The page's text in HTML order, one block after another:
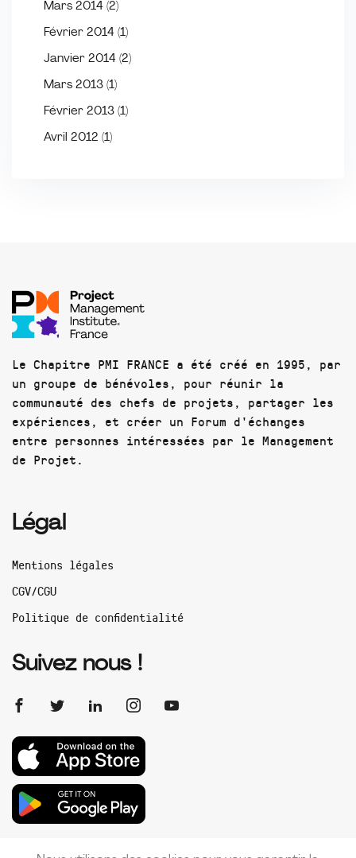
Mars 2014 (2)
Février 2014 (1)
Janvier 2014 (2)
Mars 2013 (1)
Février 2013 (1)
Avril 2012 (1)
Le Chapitre PMI FRANCE a été créé en 1995, par
un groupe de bénévoles, pour réunir la
communauté des chefs de projets, partager les
expériences, et créer un Forum d'échanges
entre personnes intéressées par le Management
de Projet.
Légal
Mentions légales
CGV/CGU
Politique de confidentialité
Suivez nous !